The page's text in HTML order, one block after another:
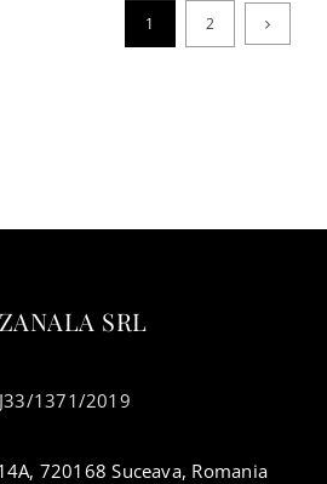
1 2
SRL
1371/2019
720168 Suceava, Romania